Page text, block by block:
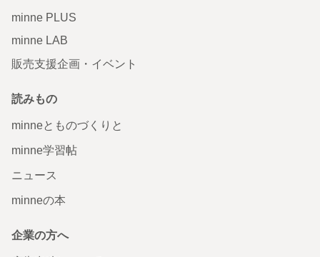
minne PLUS
minne LAB
販売支援企画・イベント
読みもの
minneとものづくりと
minne学習帖
ニュース
minneの本
企業の方へ